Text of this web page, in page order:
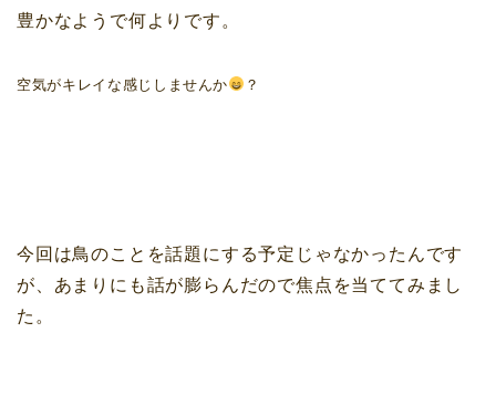
豊かなようで何よりです。
空気がキレイな感じしませんか ？
今回は鳥のことを話題にする予定じゃなかったんです
が、あまりにも話が膨らんだので焦点を当ててみまし
た。